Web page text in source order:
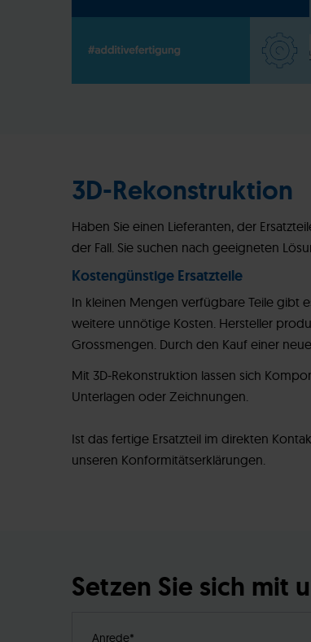
3D-Rekonstruktion
Haben Sie einen Lieferanten, der
der Fall. Sie suchen nach geeigneten
Kostengünstige Ersatzteile
In kleinen Mengen verfügbare Teile gibt
weitere unnötige Kosten. Hersteller
Grossmengen. Durch den Kauf einer
Mit 3D-Rekonstruktion lassen sich
Unterlagen oder Zeichnungen.
Ist das fertige Ersatzteil im direkten
unseren Konformitätserklärungen.
Setzen Sie sich mit
Anrede*